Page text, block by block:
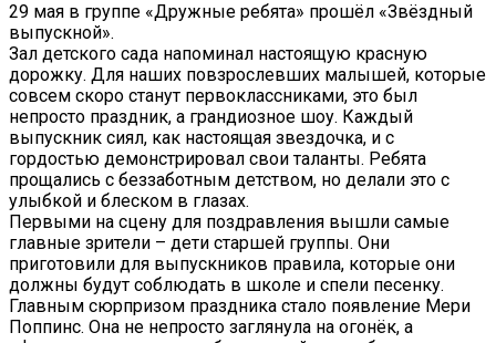
29 мая в группе «Дружные ребята» прошёл «Звёздный
выпускной».
Зал детского сада напоминал настоящую красную
дорожку. Для наших повзрослевших малышей, которые
совсем скоро станут первоклассниками, это был
непросто праздник, а грандиозное шоу. Каждый
выпускник сиял, как настоящая звездочка, и с
гордостью демонстрировал свои таланты. Ребята
прощались с беззаботным детством, но делали это с
улыбкой и блеском в глазах.
Первыми на сцену для поздравления вышли самые
главные зрители – дети старшей группы. Они
приготовили для выпускников правила, которые они
должны будут соблюдать в школе и спели песенку.
Главным сюрпризом праздника стало появление Мери
Поппинс. Она не непросто заглянула на огонёк, а